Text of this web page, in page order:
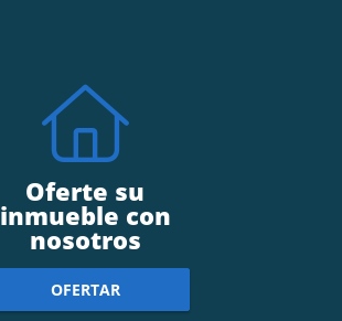
Oferte su
inmueble con
nosotros
OFERTAR